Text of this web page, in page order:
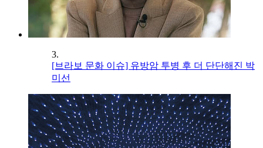
3.
[브라보 문화 이슈] 유방암 투병 후 더 단단해진 박
미선